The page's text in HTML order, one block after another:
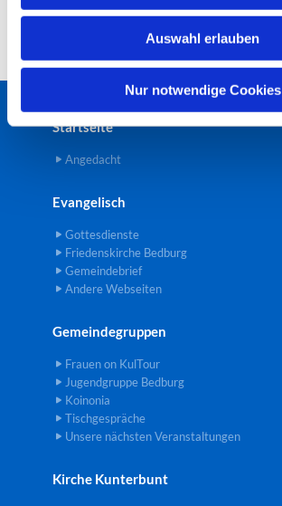
l
Auswahl erlauben
Nur notwendige Cookies
Startseite
Angedacht
Evangelisch
Gottesdienste
Friedenskirche Bedburg
Gemeindebrief
Andere Webseiten
Gemeindegruppen
Frauen on KulTour
Jugendgruppe Bedburg
Koinonia
Tischgespräche
Unsere nächsten Veranstaltungen
Kirche Kunterbunt